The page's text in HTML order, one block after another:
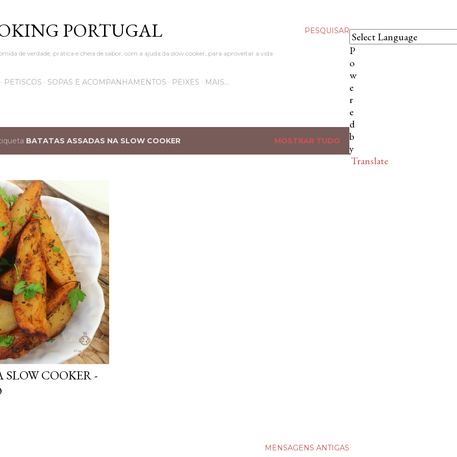
PESQUISAR
P
o
w
e
r
e
d
b
y
Translate
PORTUGAL
de verdade, prática e cheia de sabor, com a ajuda da slow cooker, para aproveitar a vida
PETISCOS SOPAS E ACOMPANHAMENTOS PEIXES MAIS…
BATATAS ASSADAS NA SLOW COOKER MOSTRAR TUDO
SLOW COOKER -
MENSAGENS ANTIGAS